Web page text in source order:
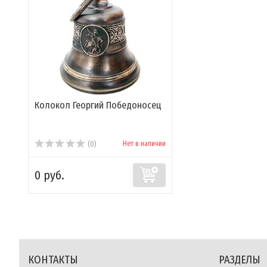
Колокол Георгий Победоносец
(0) Нет в наличии
0 руб.
КОНТАКТЫ РАЗДЕЛЫ